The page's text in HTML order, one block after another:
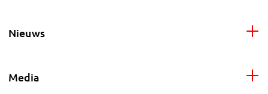
Nieuws
Media